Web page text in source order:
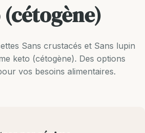
Sans crustacés et Sans lupin
keto (cétogène). Des options
vos besoins alimentaires.